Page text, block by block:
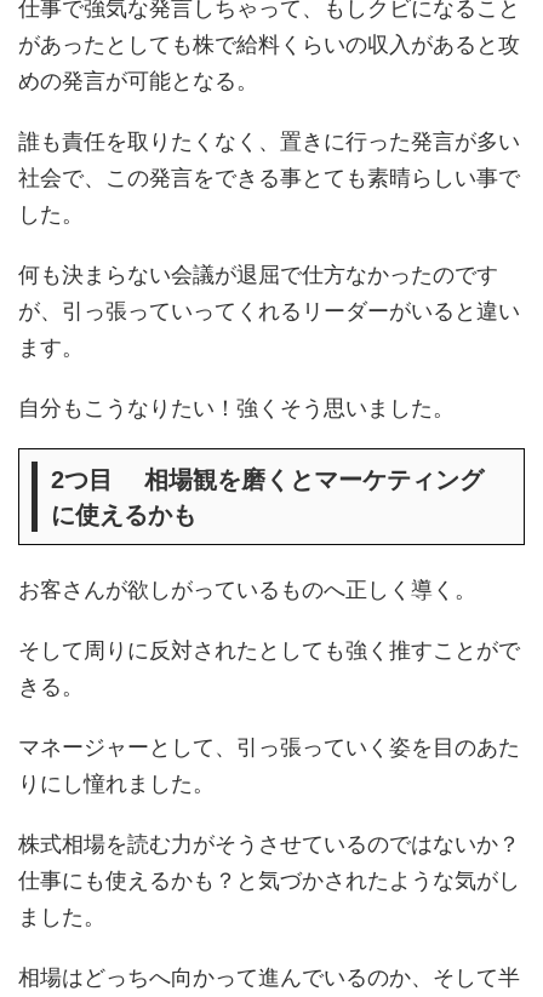
があったとしても株で給料くらいの収入があると攻
めの発言が可能となる。
誰も責任を取りたくなく、置きに行った発言が多い
社会で、この発言をできる事とても素晴らしい事で
した。
何も決まらない会議が退屈で仕方なかったのです
が、引っ張っていってくれるリーダーがいると違い
ます。
自分もこうなりたい！強くそう思いました。
2つ目 相場観を磨くとマーケティング
に使えるかも
お客さんが欲しがっているものへ正しく導く。
そして周りに反対されたとしても強く推すことがで
きる。
マネージャーとして、引っ張っていく姿を目のあた
りにし憧れました。
株式相場を読む力がそうさせているのではないか？
仕事にも使えるかも？と気づかされたような気がし
ました。
相場はどっちへ向かって進んでいるのか、そして半